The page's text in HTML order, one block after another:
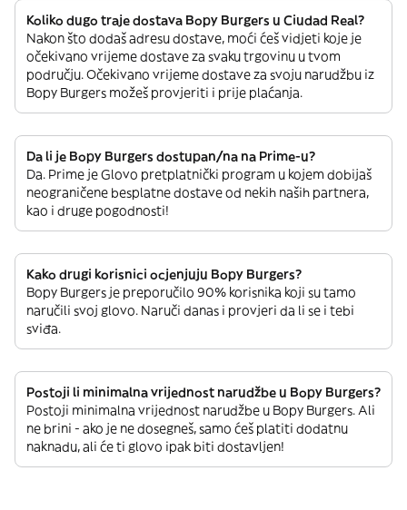
Koliko dugo traje dostava Bopy Burgers u Ciudad Real?
Nakon što dodaš adresu dostave, moći ćeš vidjeti koje je
očekivano vrijeme dostave za svaku trgovinu u tvom
području. Očekivano vrijeme dostave za svoju narudžbu iz
Bopy Burgers možeš provjeriti i prije plaćanja.
Da li je Bopy Burgers dostupan/na na Prime-u?
Da. Prime je Glovo pretplatnički program u kojem dobijaš
neograničene besplatne dostave od nekih naših partnera,
kao i druge pogodnosti!
Kako drugi korisnici ocjenjuju Bopy Burgers?
Bopy Burgers je preporučilo 90% korisnika koji su tamo
naručili svoj glovo. Naruči danas i provjeri da li se i tebi
sviđa.
Postoji li minimalna vrijednost narudžbe u Bopy Burgers?
Postoji minimalna vrijednost narudžbe u Bopy Burgers. Ali
ne brini - ako je ne dosegneš, samo ćeš platiti dodatnu
naknadu, ali će ti glovo ipak biti dostavljen!